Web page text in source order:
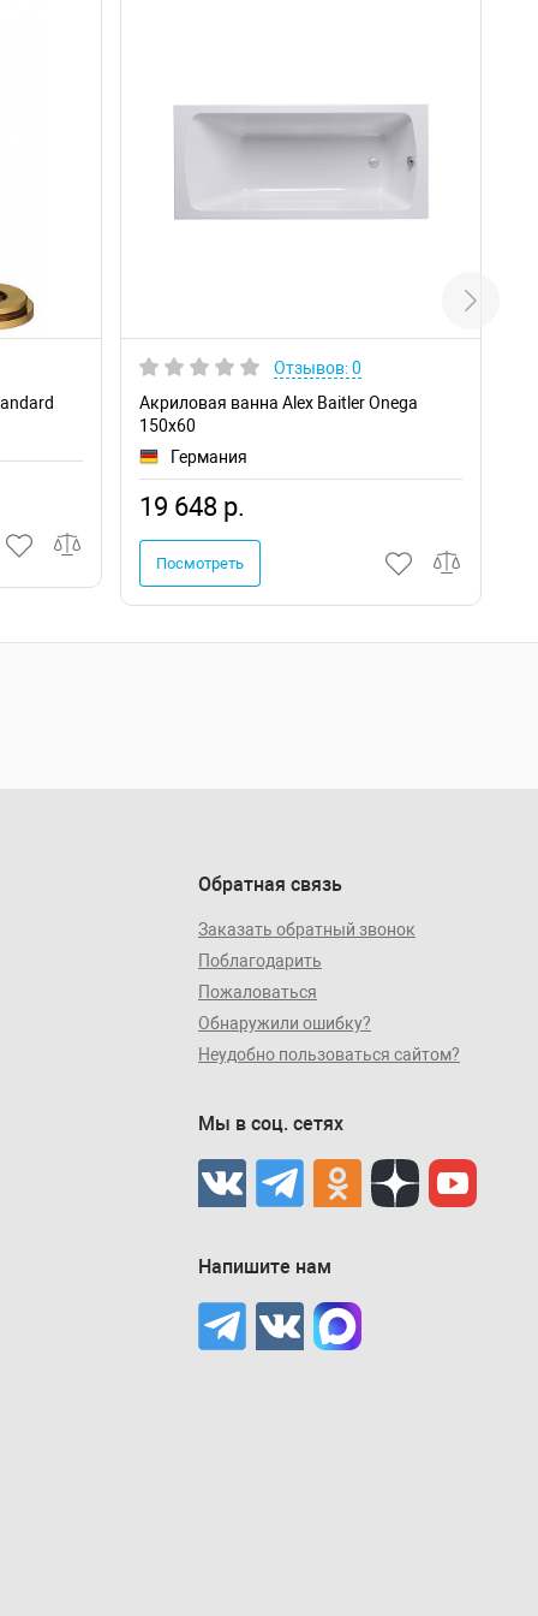
Отзывов: 0
Акриловая ванна Alex Baitler Onega
150x60
Германия
19 648 р.
Посмотреть
Обратная связь
Заказать обратный звонок
Поблагодарить
Пожаловаться
Обнаружили ошибку?
Неудобно пользоваться сайтом?
Мы в соц. сетях
Напишите нам